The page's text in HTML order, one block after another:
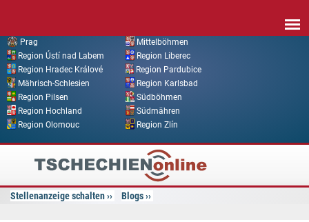
Prag
Mittelböhmen
Region Ústí nad Labem
Region Liberec
Region Hradec Králové
Region Pardubice
Mährisch-Schlesien
Region Karlsbad
Region Pilsen
Südböhmen
Region Hochland
Südmähren
Region Olomouc
Region Zlín
Tschechien
Online
Stellenanzeige schalten Blogs